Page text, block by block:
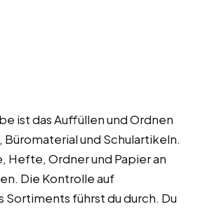
ist das Auffüllen und Ordnen
und Schulartikeln.
Hefte, Ordner und Papier an
Die Kontrolle auf
führst du durch. Du